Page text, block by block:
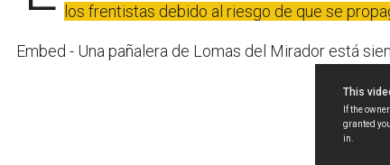
los frentistas debido al riesgo de que se
Embed - Una pañalera de Lomas del Mirador está